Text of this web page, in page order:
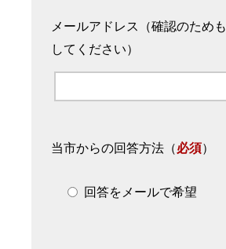
メールアドレス（確認のため
してください）
当市からの回答方法 （必須）
回答をメールで希望